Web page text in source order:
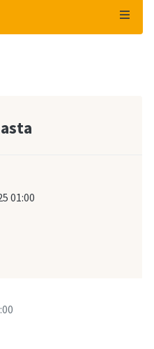
01:00